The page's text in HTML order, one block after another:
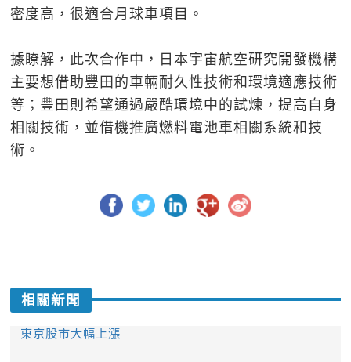
密度高，很適合月球車項目。
據瞭解，此次合作中，日本宇宙航空研究開發機構
主要想借助豐田的車輛耐久性技術和環境適應技術
等；豐田則希望通過嚴酷環境中的試煉，提高自身
相關技術，並借機推廣燃料電池車相關系統和技
術。
相關新聞
東京股市大幅上漲